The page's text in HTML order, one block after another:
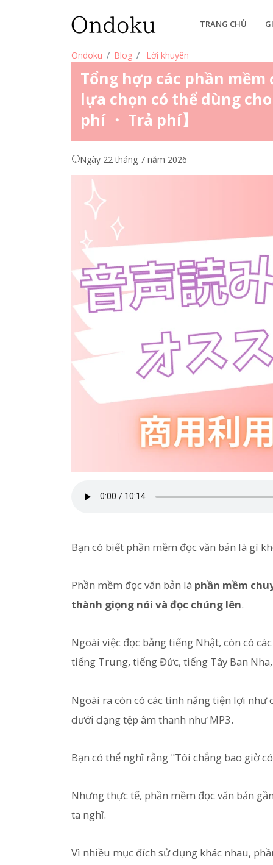
TRANG CHỦ
Ondoku Blog Lời khuyên
Tổng hợp các phần
lựa chọn có thể dùng
phí ・ Trả phí】
Ngày 22 tháng 7 năm 2026
Bạn có biết phần mềm đọc văn bản là gì
Phần mềm đọc văn bản là phần mềm
thành giọng nói và đọc chúng lên.
Ngoài việc đọc bằng tiếng Nhật, còn có
tiếng Trung, tiếng Đức, tiếng Tây Ban Nha,
Ngoài ra còn có các tính năng tiện lợi
dưới dạng tệp âm thanh như MP3.
Bạn có thể nghĩ rằng "Tôi chẳng bao giờ
Nhưng thực tế, phần mềm đọc văn bản
ta nghĩ.
Vì nhiều mục đích sử dụng khác nhau,